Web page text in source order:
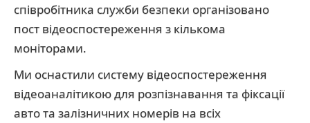
співробітника служби безпеки організовано
пост відеоспостереження з кількома
моніторами.
Ми оснастили систему відеоспостереження
відеоаналітикою для розпізнавання та фіксації
авто та залізничних номерів на всіх